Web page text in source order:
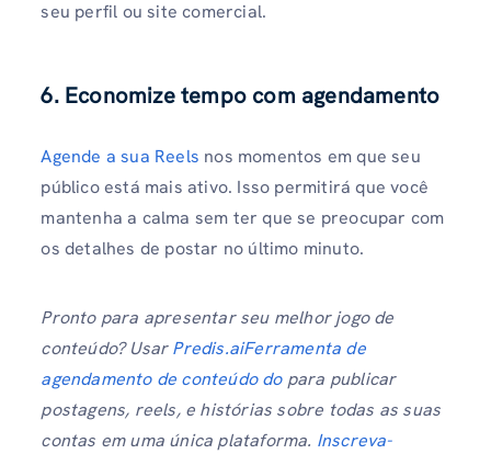
seu perfil ou site comercial.
6. Economize tempo com agendamento
Agende a sua Reels nos momentos em que seu
público está mais ativo. Isso permitirá que você
mantenha a calma sem ter que se preocupar com
os detalhes de postar no último minuto.
Pronto para apresentar seu melhor jogo de
conteúdo? UsarPredis.aiFerramenta de
agendamento de conteúdo dopara publicar
postagens, reels, e histórias sobre todas as suas
contas em uma única plataforma. Inscreva-